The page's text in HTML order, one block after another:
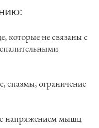
которые не связаны с
спазмы, ограничение
с напряжением мышц